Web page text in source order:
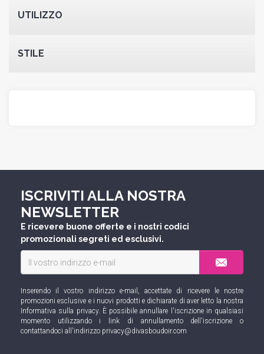
UTILIZZO
STILE
ISCRIVITI ALLA NOSTRA
NEWSLETTER
E ricevere buone offerte e i nostri codici
promozionali segreti ed esclusivi.
Inserendo il vostro indirizzo e-mail, accettate di ricevere le nostre
promozioni esclusive e i nuovi prodotti e dichiarate di aver letto la nostra
Informativa sulla privacy. È possibile annullare l'iscrizione in qualsiasi
momento utilizzando i link di annullamento dell'iscrizione o
contattandoci all'indirizzo privacy@divasboudoir.com